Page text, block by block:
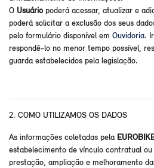
O Usuário poderá acessar, atualizar e
poderá solicitar a exclusão dos seus
pelo formulário disponível em Ouvidoria.
respondê-lo no menor tempo possível,
guarda estabelecidos pela legislação.
2. COMO UTILIZAMOS OS DADOS
As informações coletadas pela
estabelecimento de vínculo contratual
prestação, ampliação e melhoramento